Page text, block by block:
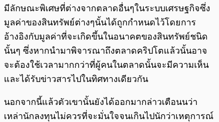
มีลักษณะพิเศษที่ต่างจากตลาดอื่นๆในระบบเศรษฐกิจซึ่ง
มูลค่าของสินทรัพย์ต่างๆนั้นได้ถูกกำหนดไว้โดยการ
อ้างอิงกับมูลค่าที่จะเกิดขึ้นในอนาคตของสินทรัพย์ชนิด
นั้นๆ ซึ่งหากนำมาพิจารณาถึงตลาดคริปโตแล้วนั้นอาจ
จะต้องใช้เวลามากกว่าที่ผู้คนในตลาดนั้นจะมีความเห็น
และได้รับข่าวสารไปในทิศทางเดียวกัน
นอกจากนี้แล้วตัวเขานั้นยังได้ออกมากล่าวเตือนนว่า
เหล่านักลงทุนไม่ควรที่จะมั่นใจจนเกินไปนักว่าเหตุการณ์